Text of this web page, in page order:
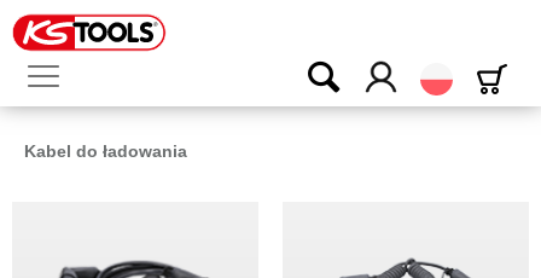
Polski
Kabel do ładowania